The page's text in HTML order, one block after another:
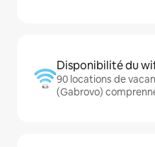
Disponibilité du
90 locations de
(Gabrovo)